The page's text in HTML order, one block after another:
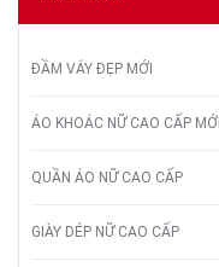
ĐẦM VÁY ĐẸP MỚI
ÁO KHOÁC NỮ CAO CẤP MỚI
QUẦN ÁO NỮ CAO CẤP
GIÀY DÉP NỮ CAO CẤP